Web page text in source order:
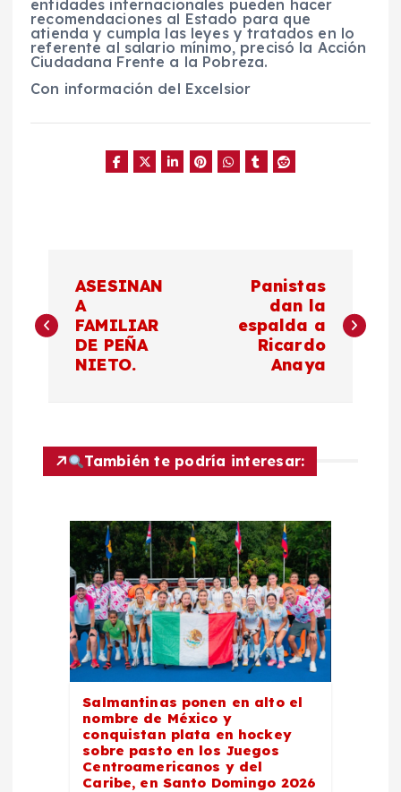
entidades internacionales pueden hacer
recomendaciones al Estado para que
atienda y cumpla las leyes y tratados en lo
referente al salario mínimo, precisó la Acción
Ciudadana Frente a la Pobreza.
Con información del Excelsior
a
g
a
ASESINAN
A
FAMILIAR
DE PEÑA
NIETO.
Panistas
dan la
espalda a
Ricardo
Anaya
También te podría interesar:
Salmantinas ponen en alto el
nombre de México y
conquistan plata en hockey
sobre pasto en los Juegos
Centroamericanos y del
Caribe, en Santo Domingo 2026